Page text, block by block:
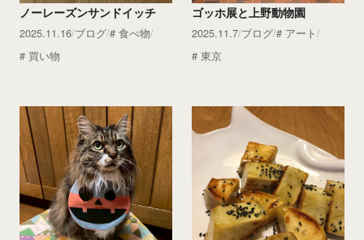
ノーレーズンサンドイッチ
2025.11.16 ブログ
食べ物
買い物
ゴッホ展と上野動物園
2025.11.7 ブログ
アート
東京